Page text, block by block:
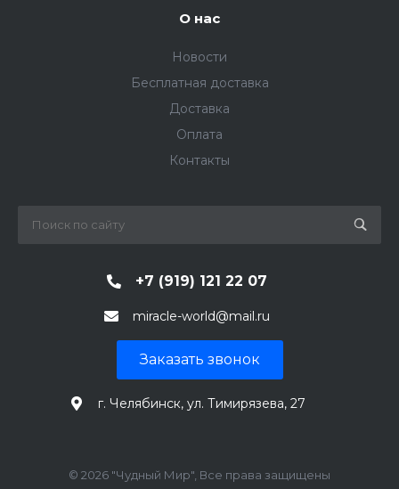
О нас
Новости
Бесплатная доставка
Доставка
Оплата
Контакты
+7 (919) 121 22 07
miracle-world@mail.ru
Заказать звонок
г. Челябинск, ул. Тимирязева, 27
© 2026 "Чудный Мир", Все права защищены